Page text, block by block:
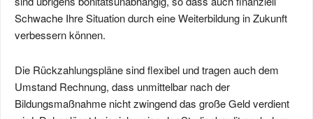
Schwache Ihre Situation durch eine Weiterbildung in Zukunft
verbessern können.
Die Rückzahlungspläne sind flexibel und tragen auch dem
Umstand Rechnung, dass unmittelbar nach der
Bildungsmaßnahme nicht zwingend das große Geld verdient